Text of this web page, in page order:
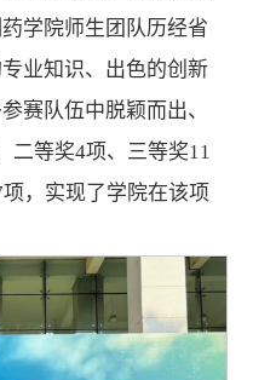
学院师生团队历经省
业知识、出色的创新
赛队伍中脱颖而出、
二等奖4项、三等奖11
，实现了学院在该项